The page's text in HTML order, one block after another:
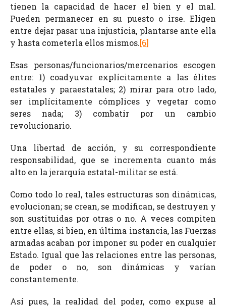
tienen la capacidad de hacer el bien y el mal.
Pueden permanecer en su puesto o irse. Eligen
entre dejar pasar una injusticia, plantarse ante ella
y hasta cometerla ellos mismos.[6]
Esas personas/funcionarios/mercenarios escogen
entre: 1) coadyuvar explícitamente a las élites
estatales y paraestatales; 2) mirar para otro lado,
ser implícitamente cómplices y vegetar como
seres nada; 3) combatir por un cambio
revolucionario.
Una libertad de acción, y su correspondiente
responsabilidad, que se incrementa cuanto más
alto en la jerarquía estatal-militar se está.
Como todo lo real, tales estructuras son dinámicas,
evolucionan; se crean, se modifican, se destruyen y
son sustituidas por otras o no. A veces compiten
entre ellas, si bien, en última instancia, las Fuerzas
armadas acaban por imponer su poder en cualquier
Estado. Igual que las relaciones entre las personas,
de poder o no, son dinámicas y varían
constantemente.
Así pues, la realidad del poder, como expuse al